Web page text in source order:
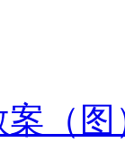
（图